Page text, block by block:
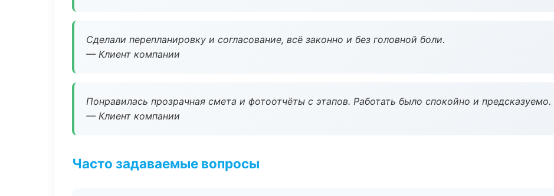
Сделали перепланировку и согласование, всё законно и без головной боли.
— Клиент компании
Понравилась прозрачная смета и фотоотчёты с этапов. Работать было спокойно и предсказуемо.
— Клиент компании
Часто задаваемые вопросы